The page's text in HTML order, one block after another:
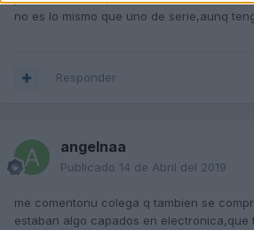
no es lo mismo que uno de serie,aunq
Responder
angelnaa
Publicado 14 de Abril del 2019
me comentonu colega q tambien se
estaban algo capados en electronica,que